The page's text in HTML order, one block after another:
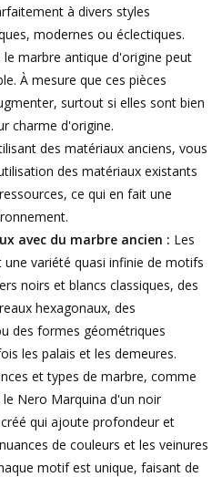
à divers styles
modernes ou éclectiques.
le marbre antique d'origine peut
À mesure que ces pièces
surtout si elles sont bien
charme d'origine.
des matériaux anciens, vous
des matériaux existants
ce qui en fait une
avec du marbre ancien : Les
variété quasi infinie de motifs
noirs et blancs classiques, des
hexagonaux, des
des formes géométriques
les palais et les demeures.
et types de marbre, comme
Nero Marquina d'un noir
qui ajoute profondeur et
de couleurs et les veinures
motif est unique, faisant de